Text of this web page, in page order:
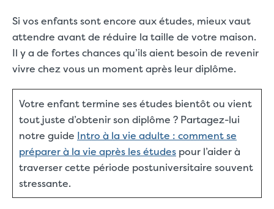
Si vos enfants sont encore aux études, mieux vaut
attendre avant de réduire la taille de votre maison.
Il y a de fortes chances qu’ils aient besoin de revenir
vivre chez vous un moment après leur diplôme.
Votre enfant termine ses études bientôt ou vient
tout juste d’obtenir son diplôme ? Partagez-lui
notre guide Intro à la vie adulte : comment se
préparer à la vie après les études pour l’aider à
traverser cette période postuniversitaire souvent
stressante.